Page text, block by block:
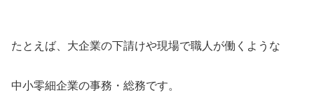
たとえば、大企業の下請けや現場で職人が働くような
中小零細企業の事務・総務です。